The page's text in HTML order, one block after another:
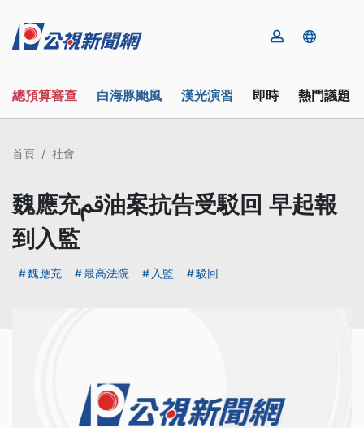
總預算審查 白海豚颱風 漢光演習 即時 熱門議題
首頁 社會
魏應充ﰴ油案抗告受駁回 早起報
到入監
魏應充 最高法院 入監 駁回